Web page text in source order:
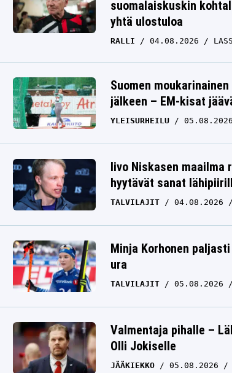
suomalaiskuskin
yhtä ulostuloa
RALLI 04.08.2026
Suomen
jälkeen – EM-kisat
YLEISURHEILU 05.08.2026
Iivo Niskasen
hyytävät sanat
TALVILAJIT 04.08.2026
Minja Korhonen
ura
TALVILAJIT 05.08.2026
Valmentaja pihalle –
Olli Jokiselle
JÄÄKIEKKO 05.08.2026